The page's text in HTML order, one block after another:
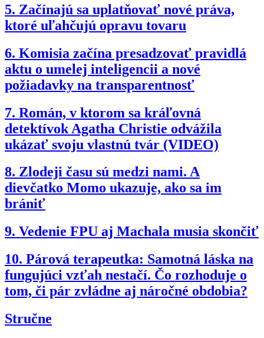
5. Začínajú sa uplatňovať nové práva,
ktoré uľahčujú opravu tovaru
6. Komisia začína presadzovať pravidlá
aktu o umelej inteligencii a nové
požiadavky na transparentnosť
7. Román, v ktorom sa kráľovná
detektívok Agatha Christie odvážila
ukázať svoju vlastnú tvár (VIDEO)
8. Zlodeji času sú medzi nami. A
dievčatko Momo ukazuje, ako sa im
brániť
9. Vedenie FPU aj Machala musia skončiť
10. Párová terapeutka: Samotná láska na
fungujúci vzťah nestačí. Čo rozhoduje o
tom, či pár zvládne aj náročné obdobia?
Stručne